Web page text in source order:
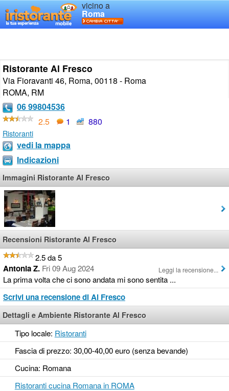
vicino a
Roma
Ristorante Al Fresco
Via Fioravanti 46, Roma, 00118 - Roma
ROMA, RM
06 99804536
2.5
1 880
Ristoranti
vedi la mappa
Indicazioni
Immagini Ristorante Al Fresco
Recensioni Ristorante Al Fresco
2.5 da 5
Antonia Z. Fri 09 Aug 2024
La prima volta che ci sono andata mi sono sentita ...
Leggi la recensione...
Scrivi una recensione di Al Fresco
Dettagli e Ambiente Ristorante Al Fresco
Tipo locale: Ristoranti
Fascia di prezzo: 30,00-40,00 euro (senza bevande)
Cucina: Romana
Ristoranti cucina Romana in ROMA